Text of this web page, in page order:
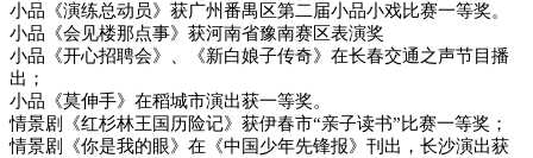
小品《演练总动员》获广州番禺区第二届小品小戏比赛一等奖。
小品《会见楼那点事》获河南省豫南赛区表演奖
小品《开心招聘会》、《新白娘子传奇》在长春交通之声节目播
出；
小品《莫伸手》在稻城市演出获一等奖。
情景剧《红杉林王国历险记》获伊春市“亲子读书”比赛一等奖；
情景剧《你是我的眼》在《中国少年先锋报》刊出，长沙演出获